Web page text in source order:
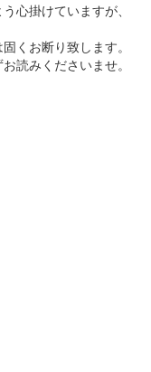
心掛けていますが、
くお断り致します。
読みくださいませ。